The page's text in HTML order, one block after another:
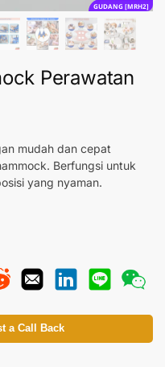
GUDANG [MRH2]
Perawatan
mudah dan cepat
Berfungsi untuk
yang nyaman.
a Call Back